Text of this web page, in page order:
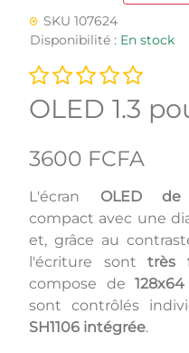
SKU 107624
Disponibilité : En stock
OLED 1.3
3600 FCFA
L'écran OLED
compact avec une
et, grâce au
l'écriture sonttrès
compose de
sont contrôlés
SH1106 intégrée.